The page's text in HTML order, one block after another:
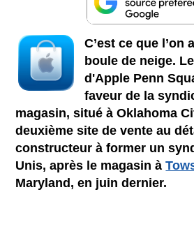
C’est ce que l’on
boule de neige.
d'Apple Penn
faveur de la
magasin, situé à Oklahoma
deuxième site de vente au
constructeur à former un
Unis, après le magasin à
Maryland, en juin dernier.